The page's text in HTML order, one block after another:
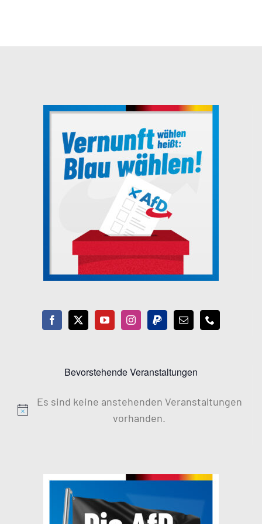
Bevorstehende Veranstaltungen
Hinweis
Es sind keine anstehenden Veranstaltungen
vorhanden.